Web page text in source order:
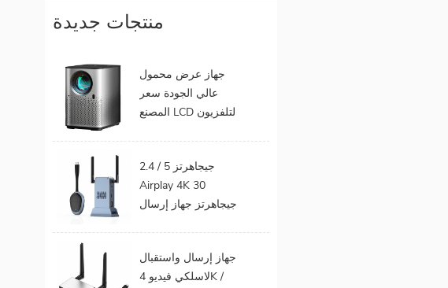
منتجات جديدة
جهاز عرض محمول
عالي الجودة سعر
المصنع LCD لتلفزيون
جيجابايت 32 جيجابايت
واي فاي المسرح
المنزلي
2.4 / 5 جيجاهرتز
Airplay 4K 30
جيجاهرتز جهاز إرسال
جهاز إرسال واستقبال
HDMI لاسلكي
جهاز إرسال واستقبال
لاسلكي فيديو 4K /